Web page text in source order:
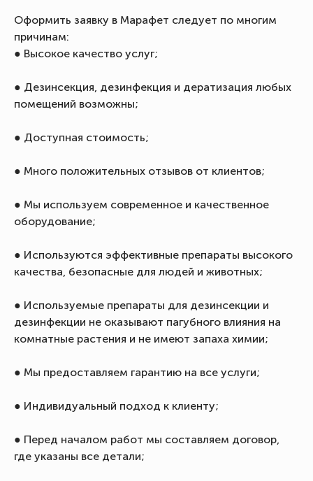
Оформить заявку в Марафет следует по многим
причинам:
● Высокое качество услуг;
● Дезинсекция, дезинфекция и дератизация любых
помещений возможны;
● Доступная стоимость;
● Много положительных отзывов от клиентов;
● Мы используем современное и качественное
оборудование;
● Используются эффективные препараты высокого
качества, безопасные для людей и животных;
● Используемые препараты для дезинсекции и
дезинфекции не оказывают пагубного влияния на
комнатные растения и не имеют запаха химии;
● Мы предоставляем гарантию на все услуги;
● Индивидуальный подход к клиенту;
● Перед началом работ мы составляем договор,
где указаны все детали;